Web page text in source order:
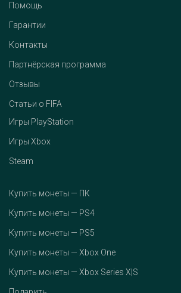
Помощь
Гарантии
Контакты
Партнёрская программа
Отзывы
Статьи о FIFA
Игры PlayStation
Игры Xbox
Steam
Купить монеты — ПК
Купить монеты — PS4
Купить монеты — PS5
Купить монеты — Xbox One
Купить монеты — Xbox Series X|S